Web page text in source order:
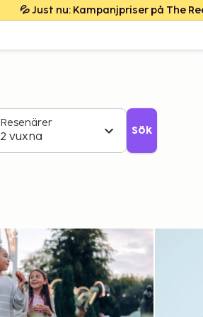
💦 Just nu: Kampanjpriser på The
Resenärer
2 vuxna Sök